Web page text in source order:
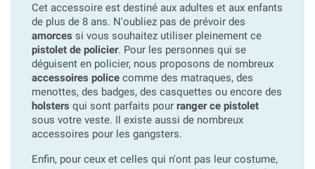
Cet accessoire est destiné aux adultes et aux enfants
de plus de 8 ans. N'oubliez pas de prévoir des
amorces si vous souhaitez utiliser pleinement ce
pistolet de policier. Pour les personnes qui se
déguisent en policier, nous proposons de nombreux
accessoires police comme des matraques, des
menottes, des badges, des casquettes ou encore des
holsters qui sont parfaits pour ranger ce pistolet
sous votre veste. Il existe aussi de nombreux
accessoires pour les gangsters.
Enfin, pour ceux et celles qui n'ont pas leur costume,